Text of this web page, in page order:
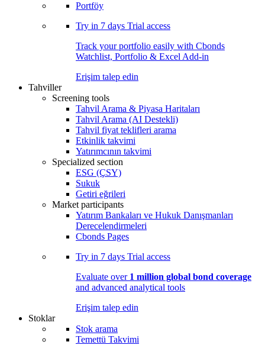
Portföy
Try in 7 days Trial access
Track your portfolio easily with Cbonds
Watchlist, Portfolio & Excel Add-in
Erişim talep edin
Tahviller
Screening tools
Tahvil Arama & Piyasa Haritaları
Tahvil Arama (AI Destekli)
Tahvil fiyat teklifleri arama
Etkinlik takvimi
Yatırımcının takvimi
Specialized section
ESG (ÇSY)
Sukuk
Getiri eğrileri
Market participants
Yatırım Bankaları ve Hukuk Danışmanları
Derecelendirmeleri
Cbonds Pages
Try in 7 days Trial access
Evaluate over 1 million global bond coverage
and advanced analytical tools
Erişim talep edin
Stoklar
Stok arama
Temettü Takvimi